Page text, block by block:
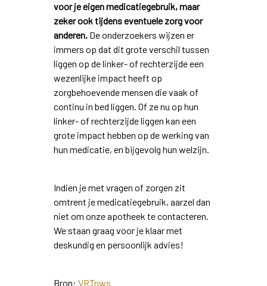
voor je eigen medicatiegebruik, maar
zeker ook tijdens eventuele zorg voor
anderen.De onderzoekers wijzen er
immers op dat dit grote verschil tussen
liggen op de linker- of rechterzijde een
wezenlijke impact heeft op
zorgbehoevende mensen die vaak of
continu in bed liggen. Of ze nu op hun
linker- of rechterzijde liggen kan een
grote impact hebben op de werking van
hun medicatie, en bijgevolg hun welzijn.
Indien je met vragen of zorgen zit
omtrent je medicatiegebruik, aarzel dan
niet om onze apotheek te contacteren.
We staan graag voor je klaar met
deskundig en persoonlijk advies!
Bron: VRTnws